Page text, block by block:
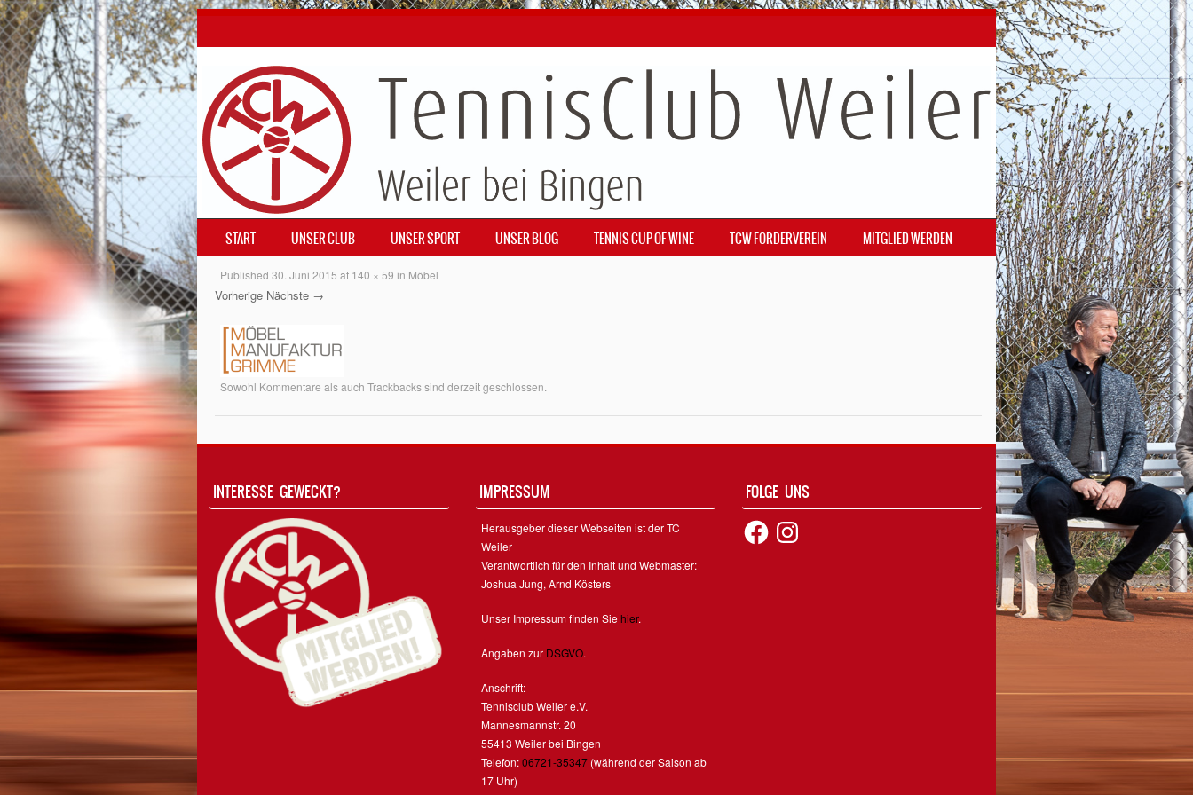
MENÜ
SKIP TO CONTENT
START UNSER CLUB UNSER SPORT UNSER BLOG TENNIS CUP OF WINE TCW FÖRDERVEREIN MITGLIED WERDEN
Published 30. Juni 2015 at 140 × 59 in Möbel
Vorherige Nächste →
Sowohl Kommentare als auch Trackbacks sind derzeit geschlossen.
INTERESSE GEWECKT? IMPRESSUM
Herausgeber dieser Webseiten ist der TC
Weiler
Verantwortlich für den Inhalt und Webmaster:
Joshua Jung, Arnd Kösters
Unser Impressum finden Siehier.
Angaben zur DSGVO.
Anschrift:
Tennisclub Weiler e.V.
Mannesmannstr. 20
55413 Weiler bei Bingen
Telefon:06721-35347 (während der Saison ab
17 Uhr)
FOLGE UNS
FacebookInstagram